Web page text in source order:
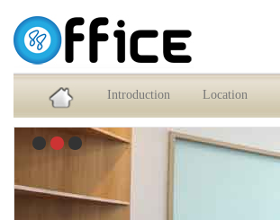
Service Office dan Virtual Office Jakarta Selatan
Introduction Location